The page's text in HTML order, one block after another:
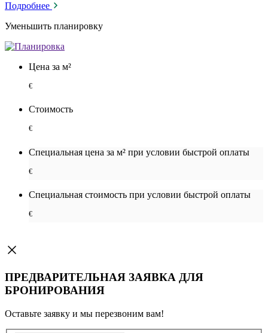
Подробнее
Уменьшить планировку
Цена за м²
€
Стоимость
€
Специальная цена за м² при условии быстрой оплаты
€
Специальная cтоимость при условии быстрой оплаты
€
ПРЕДВАРИТЕЛЬНАЯ ЗАЯВКА ДЛЯ
БРОНИРОВАНИЯ
Оставьте заявку и мы перезвоним вам!